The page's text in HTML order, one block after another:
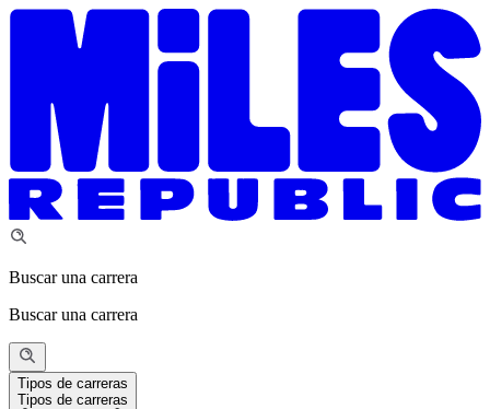
Buscar una carrera
Buscar una carrera
Tipos de carreras
Tipos de carreras